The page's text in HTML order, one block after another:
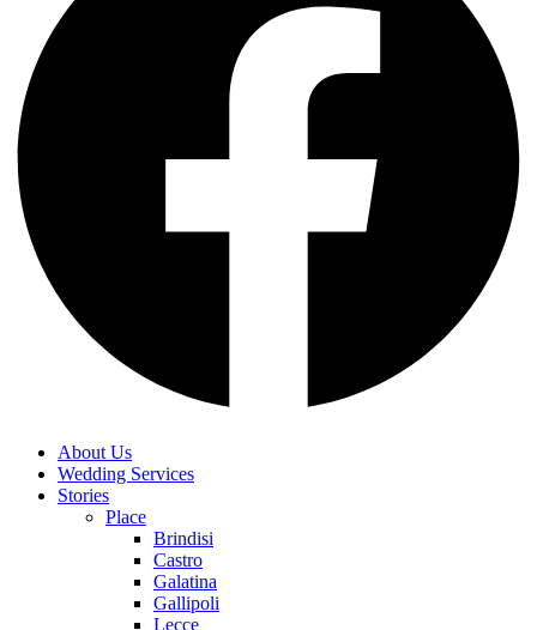
About Us
Wedding Services
Stories
Place
Brindisi
Castro
Galatina
Gallipoli
Lecce